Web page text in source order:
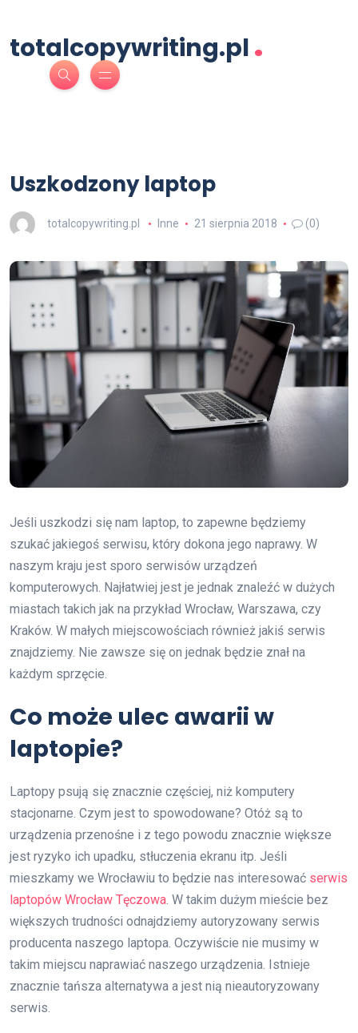
totalcopywriting.pl.
Uszkodzony laptop
totalcopywriting.pl Inne 21 sierpnia 2018 (0)
Jeśli uszkodzi się nam laptop, to zapewne będziemy
szukać jakiegoś serwisu, który dokona jego naprawy. W
naszym kraju jest sporo serwisów urządzeń
komputerowych. Najłatwiej jest je jednak znaleźć w dużych
miastach takich jak na przykład Wrocław, Warszawa, czy
Kraków. W małych miejscowościach również jakiś serwis
znajdziemy. Nie zawsze się on jednak będzie znał na
każdym sprzęcie.
Co może ulec awarii w
laptopie?
Laptopy psują się znacznie częściej, niż komputery
stacjonarne. Czym jest to spowodowane? Otóż są to
urządzenia przenośne i z tego powodu znacznie większe
jest ryzyko ich upadku, stłuczenia ekranu itp. Jeśli
mieszkamy we Wrocławiu to będzie nas interesować serwis
laptopów Wrocław Tęczowa . W takim dużym mieście bez
większych trudności odnajdziemy autoryzowany serwis
producenta naszego laptopa. Oczywiście nie musimy w
takim miejscu naprawiać naszego urządzenia. Istnieje
znacznie tańsza alternatywa a jest nią nieautoryzowany
serwis.